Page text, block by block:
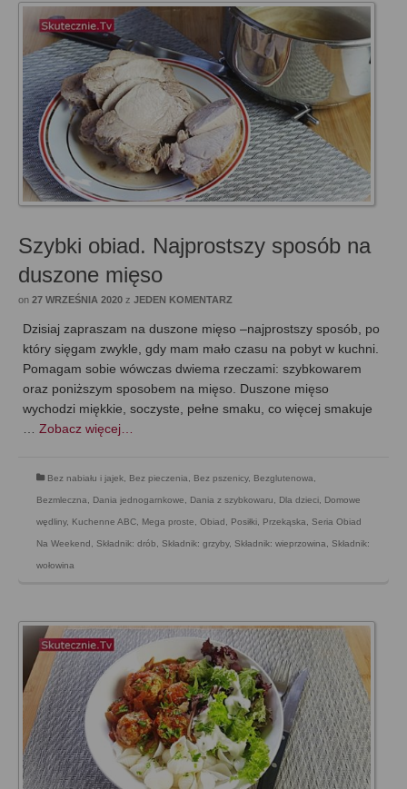
Szybki obiad. Najprostszy sposób na
duszone mięso
on 27 WRZEŚNIA 2020 z JEDEN KOMENTARZ
Dzisiaj zapraszam na duszone mięso –najprostszy sposób, po
który sięgam zwykle, gdy mam mało czasu na pobyt w kuchni.
Pomagam sobie wówczas dwiema rzeczami: szybkowarem
oraz poniższym sposobem na mięso. Duszone mięso
wychodzi miękkie, soczyste, pełne smaku, co więcej smakuje
… Zobacz więcej…
Bez nabiału i jajek, Bez pieczenia, Bez pszenicy, Bezglutenowa,
Bezmleczna, Dania jednogarnkowe, Dania z szybkowaru, Dla dzieci, Domowe
wędliny, Kuchenne ABC, Mega proste, Obiad, Posiłki, Przekąska, Seria Obiad
Na Weekend, Składnik: drób, Składnik: grzyby, Składnik: wieprzowina, Składnik:
wołowina